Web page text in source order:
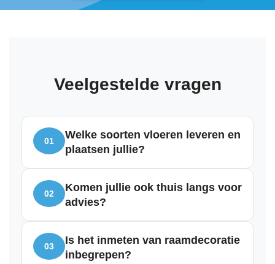
Veelgestelde vragen
01
Welke soorten vloeren leveren en
plaatsen jullie?
02
Komen jullie ook thuis langs voor
advies?
03
Is het inmeten van raamdecoratie
inbegrepen?